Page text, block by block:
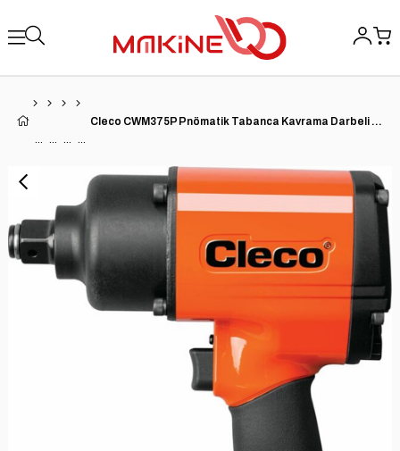
Cleco CWM375P Pnömatik Tabanca Kavrama Darbeli Anahtar | CWM Metal Muhafaza Serisi | 12.000 RPM | 1.400 BPM | 3/8'' Pimli Örs Sürücü | 340 (ft-lb) Maks. Tork